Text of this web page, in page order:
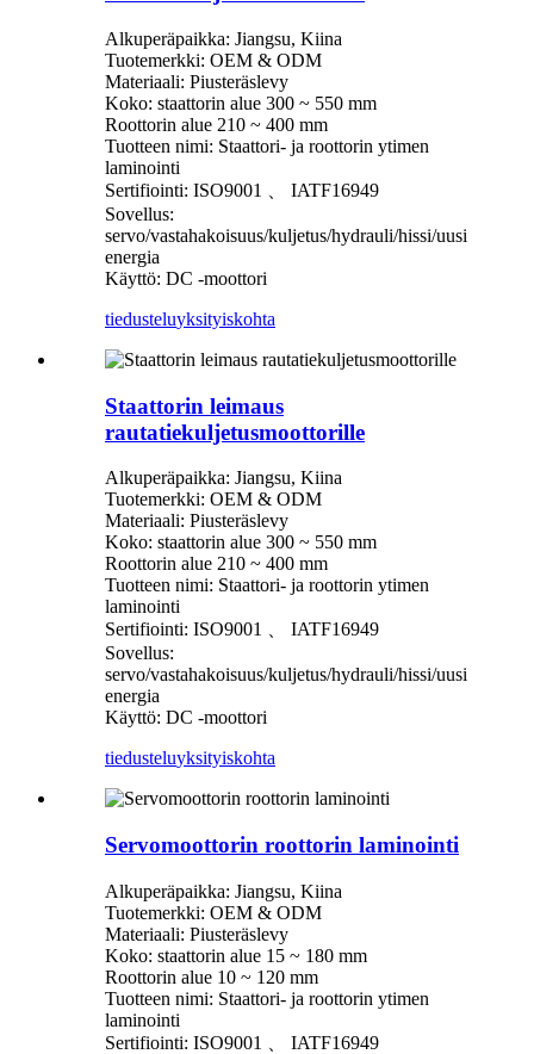
Alkuperäpaikka: Jiangsu, Kiina
Tuotemerkki: OEM & ODM
Materiaali: Piusteräslevy
Koko: staattorin alue 300 ~ 550 mm
Roottorin alue 210 ~ 400 mm
Tuotteen nimi: Staattori- ja roottorin ytimen
laminointi
Sertifiointi: ISO9001 、 IATF16949
Sovellus:
servo/vastahakoisuus/kuljetus/hydrauli/hissi/uusi
energia
Käyttö: DC -moottori
tiedusteluyksityiskohta
Staattorin leimaus
rautatiekuljetusmoottorille
Alkuperäpaikka: Jiangsu, Kiina
Tuotemerkki: OEM & ODM
Materiaali: Piusteräslevy
Koko: staattorin alue 300 ~ 550 mm
Roottorin alue 210 ~ 400 mm
Tuotteen nimi: Staattori- ja roottorin ytimen
laminointi
Sertifiointi: ISO9001 、 IATF16949
Sovellus:
servo/vastahakoisuus/kuljetus/hydrauli/hissi/uusi
energia
Käyttö: DC -moottori
tiedusteluyksityiskohta
Servomoottorin roottorin laminointi
Alkuperäpaikka: Jiangsu, Kiina
Tuotemerkki: OEM & ODM
Materiaali: Piusteräslevy
Koko: staattorin alue 15 ~ 180 mm
Roottorin alue 10 ~ 120 mm
Tuotteen nimi: Staattori- ja roottorin ytimen
laminointi
Sertifiointi: ISO9001 、 IATF16949